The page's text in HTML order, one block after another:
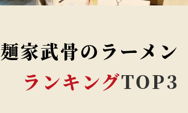
麺家武骨のラーメン
ランキングTOP3